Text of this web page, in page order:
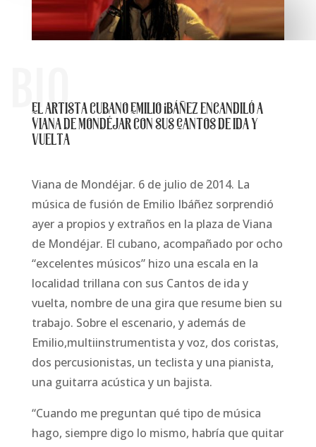
BIO
El artista cubano Emilio Ibáñez encandiló a
Viana de Mondéjar con sus Cantos de ida y
vuelta
Viana de Mondéjar. 6 de julio de 2014. La
música de fusión de Emilio Ibáñez sorprendió
ayer a propios y extraños en la plaza de Viana
de Mondéjar. El cubano, acompañado por ocho
“excelentes músicos” hizo una escala en la
localidad trillana con sus Cantos de ida y
vuelta, nombre de una gira que resume bien su
trabajo. Sobre el escenario, y además de
Emilio,multiinstrumentista y voz, dos coristas,
dos percusionistas, un teclista y una pianista,
una guitarra acústica y un bajista.
“Cuando me preguntan qué tipo de música
hago, siempre digo lo mismo, habría que quitar